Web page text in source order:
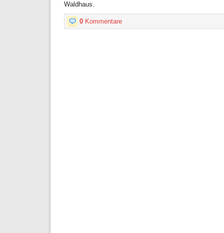
Waldhaus.
0 Kommentare